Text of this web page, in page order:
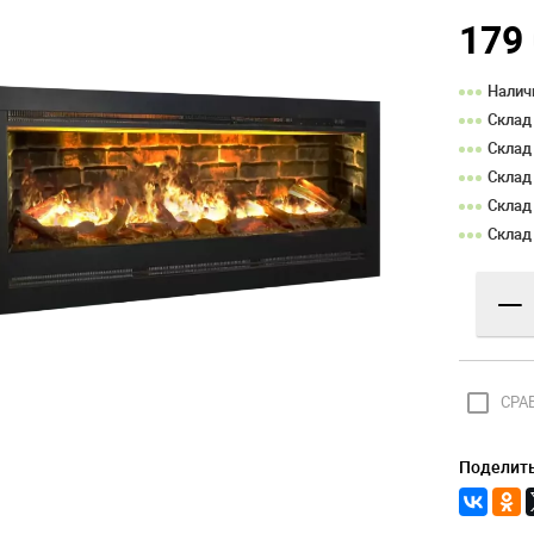
Склад
—
check_box_outline_blank